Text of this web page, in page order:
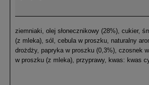
ziemniaki, olej słonecznikowy (28%), cukier,
(z mleka), sól, cebula w proszku, naturalny
drożdży, papryka w proszku (0,3%), czosnek
w proszku (z mleka), przyprawy, kwas: kwas